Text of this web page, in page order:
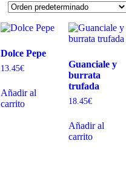
Dolce Pepe
13.45€
Añadir al
carrito
Guanciale y
burrata
trufada
18.45€
Añadir al
carrito